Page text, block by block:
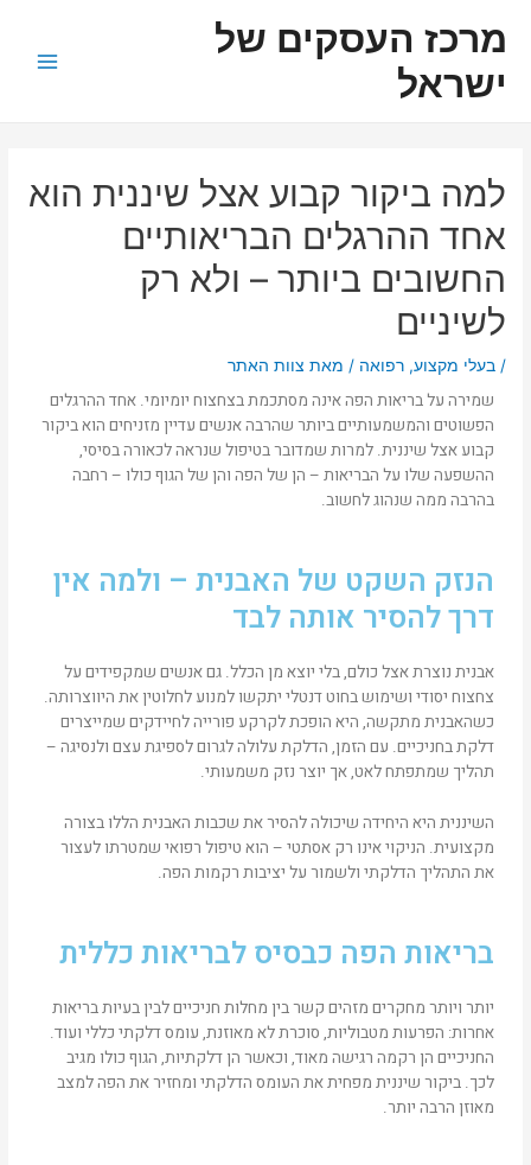
לתוכןמרכז העסקים של
ישראל
למה ביקור קבוע אצל שיננית הוא
אחד ההרגלים הבריאותיים
החשובים ביותר – ולא רק
לשיניים
/בעלי מקצוע,רפואה / מאת צוות האתר
שמירה על בריאות הפה אינה מסתכמת בצחצוח יומיומי. אחד ההרגלים
הפשוטים והמשמעותיים ביותר שהרבה אנשים עדיין מזניחים הוא ביקור
קבוע אצל שיננית. למרות שמדובר בטיפול שנראה לכאורה בסיסי,
ההשפעה שלו על הבריאות – הן של הפה והן של הגוף כולו – רחבה
בהרבה ממה שנהוג לחשוב.
הנזק השקט של האבנית – ולמה אין
דרך להסיר אותה לבד
אבנית נוצרת אצל כולם, בלי יוצא מן הכלל. גם אנשים שמקפידים על
צחצוח יסודי ושימוש בחוט דנטלי יתקשו למנוע לחלוטין את היווצרותה.
כשהאבנית מתקשה, היא הופכת לקרקע פורייה לחיידקים שמייצרים
דלקת בחניכיים. עם הזמן, הדלקת עלולה לגרום לספיגת עצם ולנסיגה –
תהליך שמתפתח לאט, אך יוצר נזק משמעותי.
השיננית היא היחידה שיכולה להסיר את שכבות האבנית הללו בצורה
מקצועית. הניקוי אינו רק אסתטי – הוא טיפול רפואי שמטרתו לעצור
את התהליך הדלקתי ולשמור על יציבות רקמות הפה.
בריאות הפה כבסיס לבריאות כללית
יותר ויותר מחקרים מזהים קשר בין מחלות חניכיים לבין בעיות בריאות
אחרות: הפרעות מטבוליות, סוכרת לא מאוזנת, עומס דלקתי כללי ועוד.
החניכיים הן רקמה רגישה מאוד, וכאשר הן דלקתיות, הגוף כולו מגיב
לכך. ביקור שיננית מפחית את העומס הדלקתי ומחזיר את הפה למצב
מאוזן הרבה יותר.